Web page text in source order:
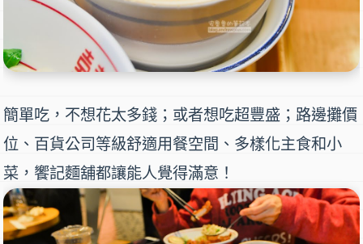
簡單吃，不想花太多錢；或者想吃超豐盛；路邊攤價
位、百貨公司等級舒適用餐空間、多樣化主食和小
菜，饗記麵舖都讓能人覺得滿意！